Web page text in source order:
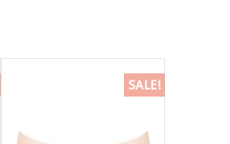
SALE!